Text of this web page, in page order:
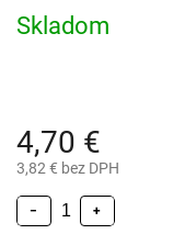
4,70 €
3,82 € bez DPH
Skladom
+
−